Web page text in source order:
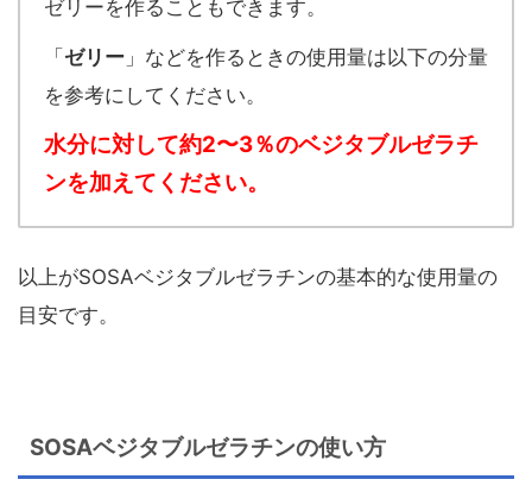
ゼリーを作ることもできます。
「ゼリー 」などを作るときの使用量は以下の分量
を参考にしてください。
水分に対して約2〜3％のベジタブルゼラチ
ンを加えてください。
以上がSOSAベジタブルゼラチンの基本的な使用量の
目安です。
SOSAベジタブルゼラチンの使い方